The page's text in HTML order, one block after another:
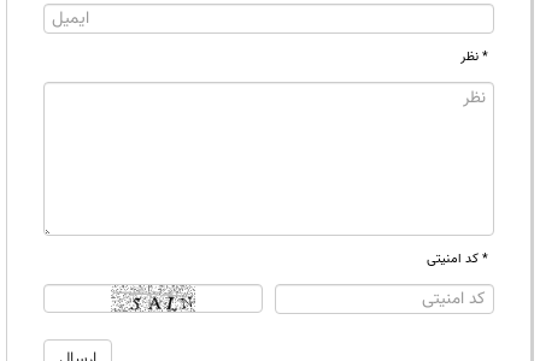
* نظر
* کد امنیتی